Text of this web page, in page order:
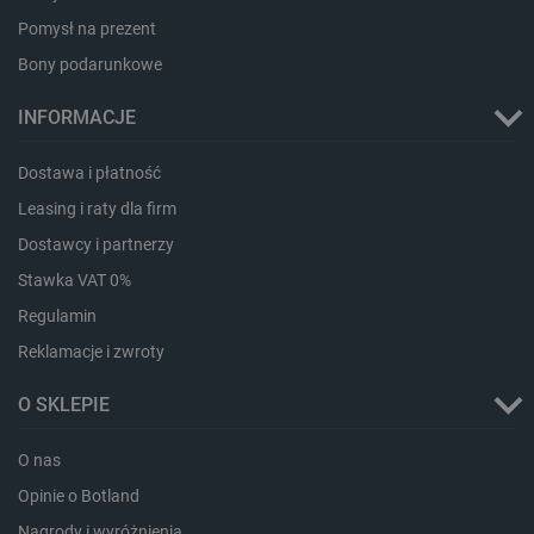
Pomysł na prezent
Bony podarunkowe
INFORMACJE
Dostawa i płatność
Leasing i raty dla firm
Dostawcy i partnerzy
Stawka VAT 0%
Regulamin
Reklamacje i zwroty
O SKLEPIE
O nas
Opinie o Botland